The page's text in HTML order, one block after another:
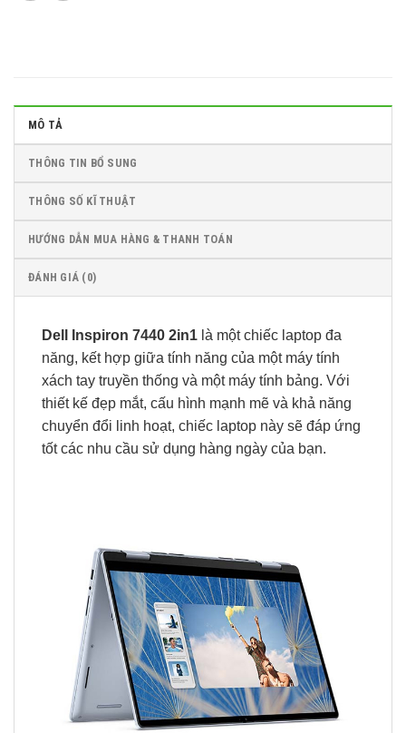
MÔ TẢ
THÔNG TIN BỔ SUNG
THÔNG SỐ KĨ THUẬT
HƯỚNG DẪN MUA HÀNG & THANH TOÁN
ĐÁNH GIÁ (0)
Dell Inspiron 7440 2in1 là một chiếc laptop đa
năng, kết hợp giữa tính năng của một máy tính
xách tay truyền thống và một máy tính bảng. Với
thiết kế đẹp mắt, cấu hình mạnh mẽ và khả năng
chuyển đổi linh hoạt, chiếc laptop này sẽ đáp ứng
tốt các nhu cầu sử dụng hàng ngày của bạn.